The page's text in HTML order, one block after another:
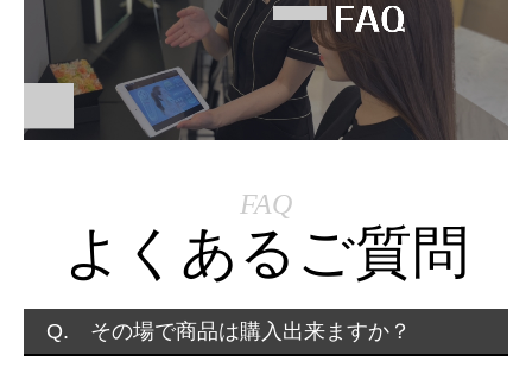
FAQ
よくあるご質問
Q. その場で商品は購入出来ますか？